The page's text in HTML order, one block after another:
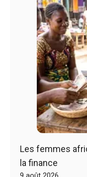
Les femmes
la finance